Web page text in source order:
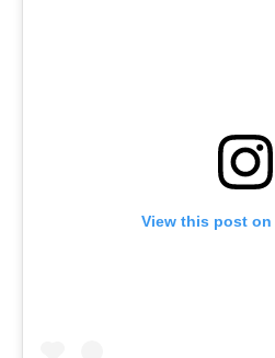
View this post on